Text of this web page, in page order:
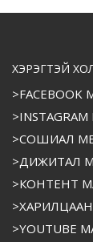
ХЭРЭГТЭЙ
>СОШИАЛ
>ДИЖИТАЛ
>КОНТЕНТ
>YOUTUBE